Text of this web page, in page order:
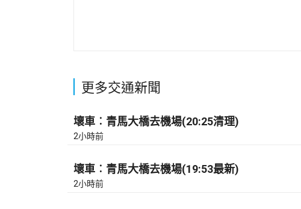
更多交通新聞
壞車︰青馬大橋去機場(20:25清理)
2小時前
壞車︰青馬大橋去機場(19:53最新)
2小時前